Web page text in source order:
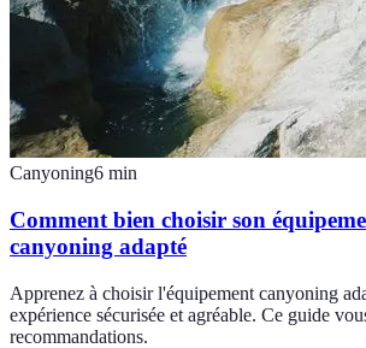
Canyoning6 min
Comment bien choisir son
canyoning adapté
Apprenez à choisir l'équipement canyoning
expérience sécurisée et agréable. Ce guide
recommandations.